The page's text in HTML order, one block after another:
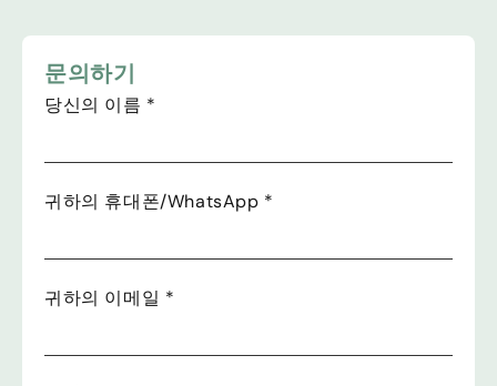
문의하기
당신의 이름 *
귀하의 휴대폰/WhatsApp *
귀하의 이메일 *